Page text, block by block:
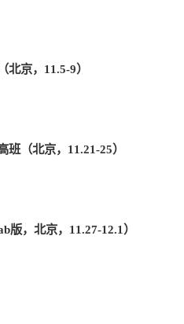
北京，11.5-9）
班（北京，11.21-25）
版，北京，11.27-12.1 ）